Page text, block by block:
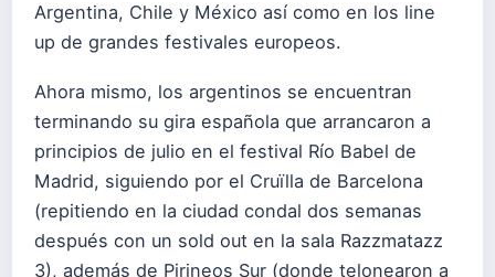
Argentina, Chile y México así como en los line
up de grandes festivales europeos.
Ahora mismo, los argentinos se encuentran
terminando su gira española que arrancaron a
principios de julio en el festival Río Babel de
Madrid, siguiendo por el Cruïlla de Barcelona
(repitiendo en la ciudad condal dos semanas
después con un sold out en la sala Razzmatazz
3), además de Pirineos Sur (donde telonearon a